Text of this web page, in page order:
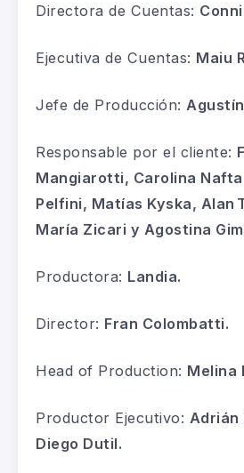
Directora de Cuentas:
Ejecutiva de Cuentas: Maiu
Jefe de Producción:
Responsable por el cliente:
Mangiarotti, Carolina
Pelfini, Matías Kyska, Alan
María Zicari y Agostina
Productora: Landia.
Director: Fran Colombatti.
Head of Production: Melina
Productor Ejecutivo: Adrián
Diego Dutil.